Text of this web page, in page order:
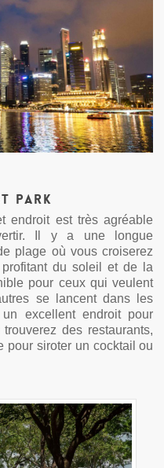
Park
endroit est très agréable
Il y a une longue
plage où vous croiserez
du soleil et de la
pour ceux qui veulent
se lancent dans les
excellent endroit pour
des restaurants,
pour siroter un cocktail ou